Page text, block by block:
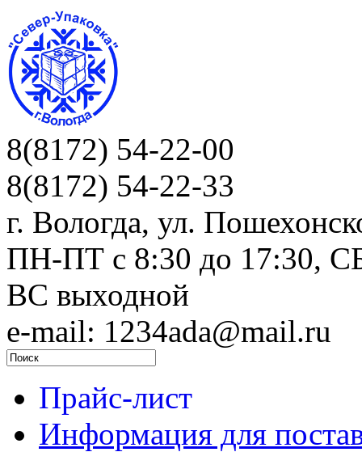
8(8172) 54-22-00
8(8172) 54-22-33
г. Вологда, ул.
ПН-ПТ c 8:30 до 17:30,
ВС выходной
e-mail: 1234ada@mail.ru
Прайс-лист
Информация для